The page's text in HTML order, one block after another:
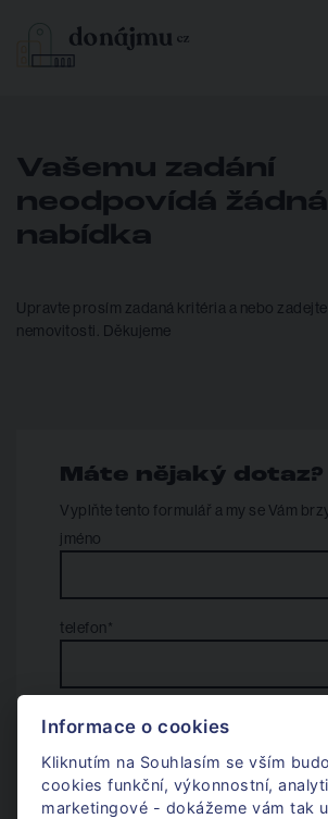
Vašemu zadání
neodpovídá žádná
nabídka
Upravte prosím zadaná kritéria a nebo
nemovitosti. Děkujeme
Máte nějaký dotaz?
Vyplňte tento formulář a my se Vám
jméno
telefon*
e-mail*
váš dotaz
Informace o cookies
Kliknutím na Souhlasím se vším
cookies funkční, výkonnostní,
marketingové - dokážeme vám tak